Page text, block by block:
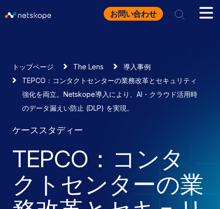
お問い合わせ
トップページ The Lens
導入事例
TEPCO：コンタクトセンターの業務改革とセキュリティ
強化を両立。Netskope導入により、AI・クラウド活用時
のデータ漏えい防止 (DLP) を実現。
ケーススタディー
TEPCO：コンタ
クトセンターの業